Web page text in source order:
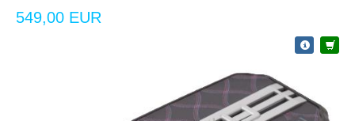
549,00 EUR